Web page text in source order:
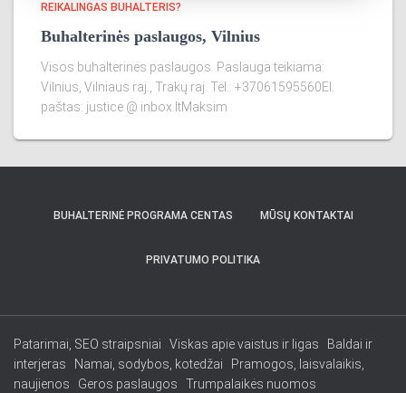
REIKALINGAS BUHALTERIS?
Buhalterinės paslaugos, Vilnius
Visos buhalterinės paslaugos. Paslauga teikiama:
Vilnius, Vilniaus raj., Trakų raj. Tel.: +37061595560El.
paštas: justice @ inbox.ltMaksim
BUHALTERINĖ PROGRAMA CENTAS MŪSŲ KONTAKTAI
PRIVATUMO POLITIKA
Patarimai, SEO straipsniai Viskas apie vaistus ir ligas
Baldai ir
interjeras
Namai, sodybos, kotedžai
Pramogos, laisvalaikis,
naujienos
Geros paslaugos Trumpalaikės nuomos